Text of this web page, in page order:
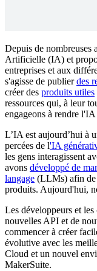
Depuis de nombreuses
Artificielle (IA) et
entreprises et aux
s'agisse de publierdes
créer des produits utiles
ressources qui, à leur
engageons à rendre l'IA
L’IA est aujourd’hui à
percées de l'IA
les gens interagissent
avons développé de
langage (LLMs) afin de
produits. Aujourd'hui,
Les développeurs et les
nouvelles API et de
commencer à créer
évolutive avec les
Cloud et un nouvel
MakerSuite.